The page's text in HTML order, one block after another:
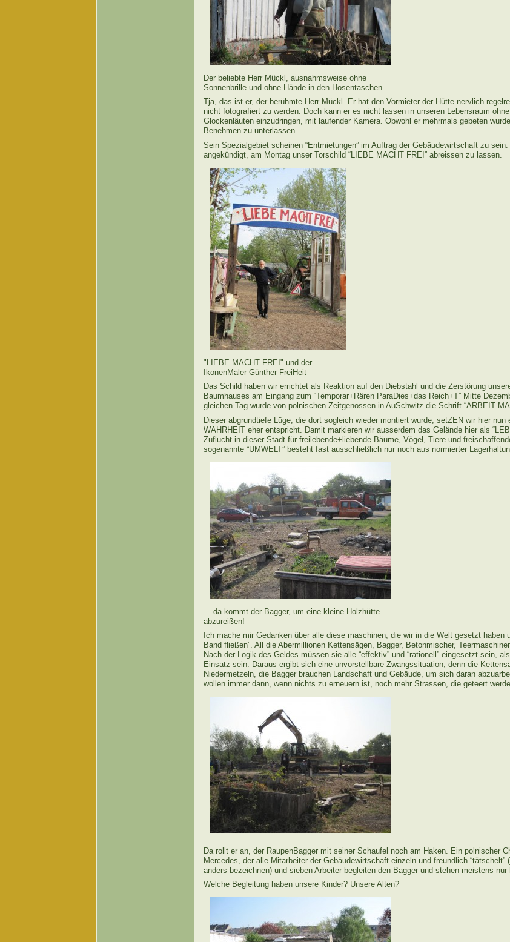
Der beliebte Herr Mückl, ausnahmsweise ohne
Sonnenbrille und ohne Hände in den Hosentaschen
Tja, das ist er, der berühmte Herr Mückl. Er hat den Vormieter der Hütte nervlich
nicht fotografiert zu werden. Doch kann er es nicht lassen in unseren Lebensraum
Glockenläuten einzudringen, mit laufender Kamera. Obwohl er mehrmals gebeten
Benehmen zu unterlassen.
Sein Spezialgebiet scheinen “Entmietungen” im Auftrag der Gebäudewirtschaft zu
angekündigt, am Montag unser Torschild “LIEBE MACHT FREI” abreissen zu lassen.
"LIEBE MACHT FREI" und der
IkonenMaler Günther FreiHeit
Das Schild haben wir errichtet als Reaktion auf den Diebstahl und die Zerstörung
Baumhauses am Eingang zum “Temporar+Rären ParaDies+das Reich+T” Mitte
gleichen Tag wurde von polnischen Zeitgenossen in AuSchwitz die Schrift “ARBEIT
Dieser abgrundtiefe Lüge, die dort sogleich wieder montiert wurde, setZEN wir hier nun
WAHRHEIT eher entspricht. Damit markieren wir ausserdem das Gelände hier als
Zuflucht in dieser Stadt für freilebende+liebende Bäume, Vögel, Tiere und
sogenannte “UMWELT” besteht fast ausschließlich nur noch aus normierter
....da kommt der Bagger, um eine kleine Holzhütte
abzureißen!
Ich mache mir Gedanken über alle diese maschinen, die wir in die Welt gesetzt haben
Band fließen”. All die Abermillionen Kettensägen, Bagger, Betonmischer,
Nach der Logik des Geldes müssen sie alle “effektiv” und “rationell” eingesetzt sein,
Einsatz sein. Daraus ergibt sich eine unvorstellbare Zwangssituation, denn die
Niedermetzeln, die Bagger brauchen Landschaft und Gebäude, um sich daran
wollen immer dann, wenn nichts zu erneuern ist, noch mehr Strassen, die geteert
Da rollt er an, der RaupenBagger mit seiner Schaufel noch am Haken. Ein polnischer
Mercedes, der alle Mitarbeiter der Gebäudewirtschaft einzeln und freundlich
anders bezeichnen) und sieben Arbeiter begleiten den Bagger und stehen meistens nur
Welche Begleitung haben unsere Kinder? Unsere Alten?